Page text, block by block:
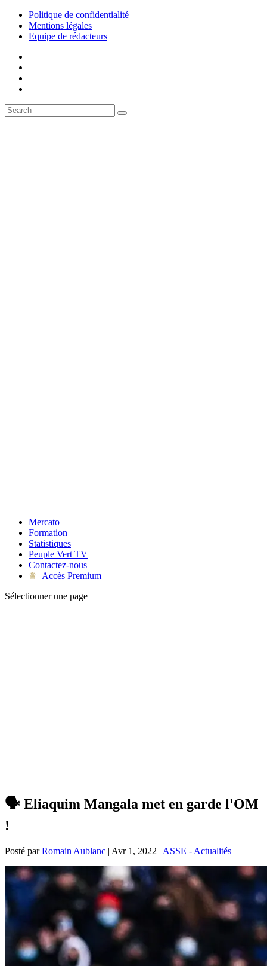
Politique de confidentialité
Mentions légales
Equipe de rédacteurs
Mercato
Formation
Statistiques
Peuple Vert TV
Contactez-nous
♛
Accès Premium
Sélectionner une page
🗣 Eliaquim Mangala met en garde l'OM
!
Posté parRomain Aublanc | Avr 1, 2022 | ASSE - Actualités